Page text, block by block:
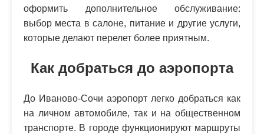
оформить дополнительное обслуживание:
выбор места в салоне, питание и другие услуги,
которые делают перелет более приятным.
Как добраться до аэропорта
До Иваново-Сочи аэропорт легко добраться как
на личном автомобиле, так и на общественном
транспорте. В городе функционируют маршруты